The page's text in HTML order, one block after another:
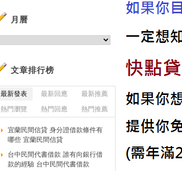
月曆
文章排行榜
最新發表 最新回應
最新推薦
熱門瀏覽
熱門回應 熱門推薦
宜蘭民間信貸 身分證借款條件有
哪些 宜蘭民間信貸
台中民間代書借款 誰有向銀行借
款的經驗 台中民間代書借款